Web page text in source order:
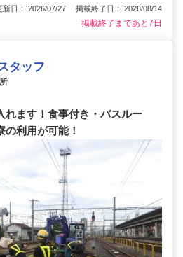
新日： 2026/07/27 掲載終了日： 2026/08/14
掲載終了まであと7日
タッフ
れます！食事付き・バスルー
利用が可能！